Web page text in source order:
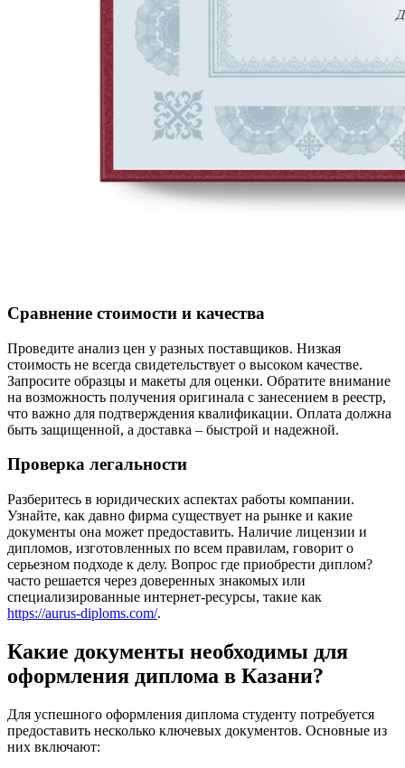
Сравнение стоимости и качества
Проведите анализ цен у разных поставщиков. Низкая
стоимость не всегда свидетельствует о высоком качестве.
Запросите образцы и макеты для оценки. Обратите внимание
на возможность получения оригинала с занесением в реестр,
что важно для подтверждения квалификации. Оплата должна
быть защищенной, а доставка – быстрой и надежной.
Проверка легальности
Разберитесь в юридических аспектах работы компании.
Узнайте, как давно фирма существует на рынке и какие
документы она может предоставить. Наличие лицензии и
дипломов, изготовленных по всем правилам, говорит о
серьезном подходе к делу. Вопрос где приобрести диплом?
часто решается через доверенных знакомых или
специализированные интернет-ресурсы, такие как
https://aurus-diploms.com/.
Какие документы необходимы для
оформления диплома в Казани?
Для успешного оформления диплома студенту потребуется
предоставить несколько ключевых документов. Основные из
них включают: